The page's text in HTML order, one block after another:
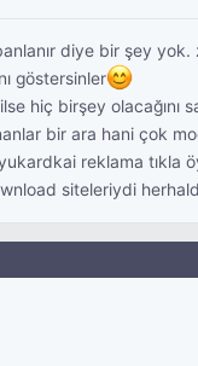
diye bir şey yok.
göstersinler
hiç birşey olacağını
bir ara hani çok
reklama tıkla
siteleriydi